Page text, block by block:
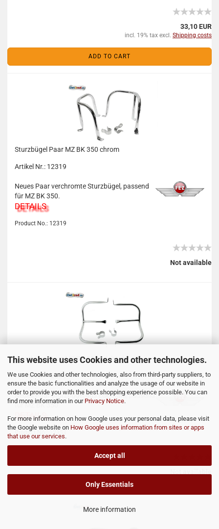
This website uses Cookies and other technologies.
We use Cookies and other technologies, also from third-party suppliers, to
ensure the basic functionalities and analyze the usage of our website in
order to provide you with the best shopping experience possible. You can
find more information in our Privacy Notice.
For more information on how Google uses your personal data, please visit
the Google website on How Google uses information from sites or apps
that use our services.
Accept all
Only Essentials
More information
33,10 EUR
incl. 19% tax excl. Shipping costs
ADD TO CART
Sturzbügel Paar MZ BK 350 chrom
Artikel Nr.: 12319
Neues Paar verchromte Sturzbügel, passend
für MZ BK 350.
DETAILS
Product No.: 12319
Not available
Sturzbügel Paar MZ BK 350 Edelstahl
Artikel Nr.: 12353
Neues Paar Sturzbügel aus Edelstahl, passend
für MZ BK 350.
DETAILS
Product No.: 12353